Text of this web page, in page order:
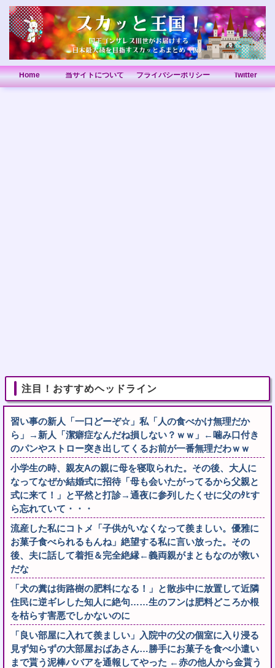
Home 当サイトについて プライバシーポリシー Twitter
注目！おすすめヘッドライン
習い事の新人「一口どーぞ☆」私「人の食べかけ無理だか
ら」→新人「潔癖症なんだね損しない？ｗｗ」←噛み口付き
のパンやストロー突き出してくるお前が一番無理だわｗｗ
小学生の時、親友Aの親に母を寝取られた。その後、大人に
なってなぜか結婚式に招待「母も会いたがってるから父親と
式に来て！」と平然と打診→通夜に参列したくせに父のﾀﾋす
ら忘れていて・・・
流産した私にコトメ「子供がいなくなって羨ましい。優雅に
お菓子食べられるもんね」絶望する私に言い放った。その
後、夫に話して着拒＆完全絶縁←義両親がまともなのが救い
だな
「犬の糞は街路樹の肥料になる！」と散歩中に放置して近隣
住民に逆ギレした知人に絶句……生のフンは肥料どころか根
を枯らす害悪でしかないのに
「良い部屋に入れて羨ましい」入院中の父の個室に入り浸る
見ず知らずの大部屋おばあさん…勝手にお菓子を食べ小遣い
まで貰う泥棒ババアを通報してやった ←赤の他人から金貰う